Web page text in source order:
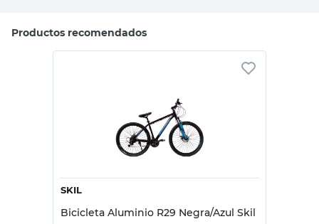
Productos recomendados
SKIL
Bicicleta Aluminio R29 Negra/Azul Skil